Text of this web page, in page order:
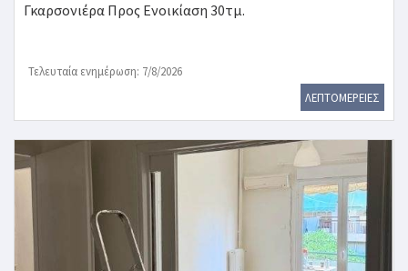
Γκαρσονιέρα Προς Ενοικίαση 30τμ.
Τελευταία ενημέρωση: 7/8/2026
ΛΕΠΤΟΜΕΡΕΙΕΣ